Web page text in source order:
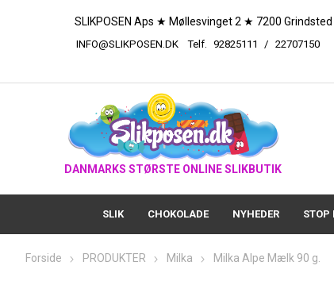
SLIKPOSEN Aps ★ Møllesvinget 2 ★ 7200 Grindsted
INFO@SLIKPOSEN.DK Telf. 92825111 /
DANMARKS STØRSTE ONLINE SLIKBUTIK
SLIK CHOKOLADE NYHEDER STOP
Forside PRODUKTER Milka Milka Alpe Mælk 90 g.